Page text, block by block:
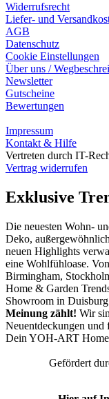
Widerrufsrecht
Liefer- und
AGB
Datenschutz
Cookie Einstellungen
Über uns /
Newsletter
Gutscheine
Bewertungen
Impressum
Kontakt & Hilfe
Vertreten durch IT-
Vertrag widerrufen
Exklusive
Die neuesten Wohn-
Deko,
neuen Highlights
eine Wohlfühloase.
Birmingham,
Home & Garden
Showroom in
Meinung zählt! Wir
Neuentdeckungen und
Dein YOH‑ART
Gefördert